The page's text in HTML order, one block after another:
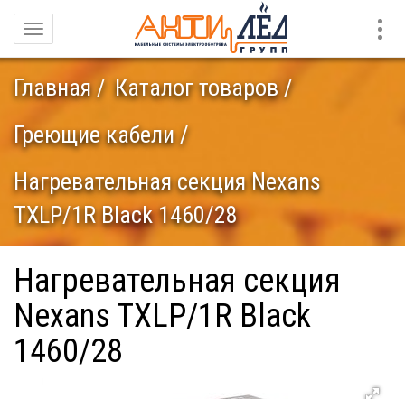
Навигация
Главная
Каталог товаров
Греющие кабели
Нагревательная секция Nexans
TXLP/1R Black 1460/28
Нагревательная секция
Nexans TXLP/1R Black
1460/28